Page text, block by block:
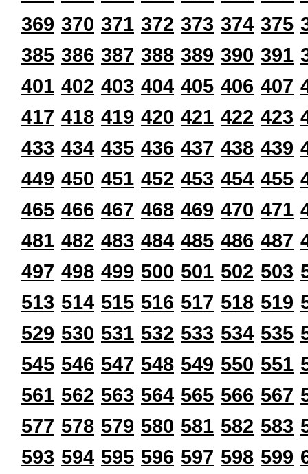
369 370 371 372 373 374 375
385 386 387 388 389 390 391
401 402 403 404 405 406 407
417 418 419 420 421 422 423
433 434 435 436 437 438 439
449 450 451 452 453 454 455
465 466 467 468 469 470 471
481 482 483 484 485 486 487
497 498 499 500 501 502 503
513 514 515 516 517 518 519
529 530 531 532 533 534 535
545 546 547 548 549 550 551
561 562 563 564 565 566 567
577 578 579 580 581 582 583
593 594 595 596 597 598 599